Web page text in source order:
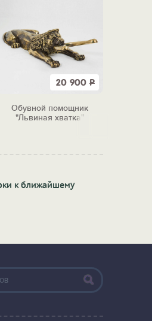
20 900 Р
Обувной помощник
"Львиная хватка"
к ближайшему